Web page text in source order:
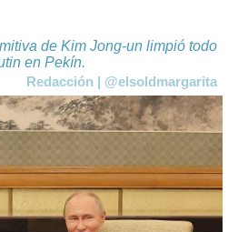
de Kim Jong-un limpió todo
en Pekín.
Redacción | @elsoldmargarita